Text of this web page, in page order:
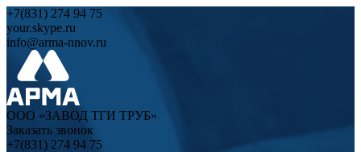
+7(831) 274 94 75
your.skype.ru
info@arma-nnov.ru
ООО «ЗАВОД ТГИ ТРУБ»
Заказать звонок
+7(831) 274 94 75